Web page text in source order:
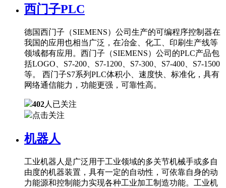
西门子PLC
德国西门子（SIEMENS）公司生产的可编程序控制器在
我国的应用也相当广泛，在冶金、化工、印刷生产线等
领域都有应用。西门子（SIEMENS）公司的PLC产品包
括LOGO、S7-200、S7-1200、S7-300、S7-400、S7-1500
等。 西门子S7系列PLC体积小、速度快、标准化，具有
网络通信能力，功能更强，可靠性高。
402人已关注
点击关注
机器人
工业机器人是广泛用于工业领域的多关节机械手或多自
由度的机器装置，具有一定的自动性，可依靠自身的动
力能源和控制能力实现各种工业加工制造功能。工业机